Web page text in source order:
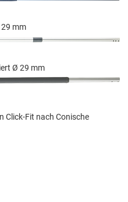
mm
Ø 29 mm
Click-Fit nach Conische